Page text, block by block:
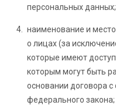
персональных данных;
наименование и
о лицах (за
которые имеют
которым могут быть
основании договора
федерального закона;